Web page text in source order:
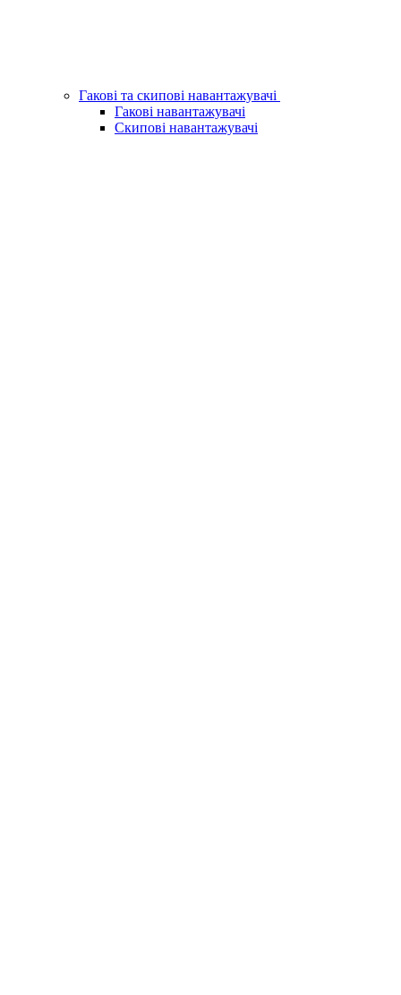
Гакові та скипові навантажувачі
Гакові навантажувачі
Скипові навантажувачі